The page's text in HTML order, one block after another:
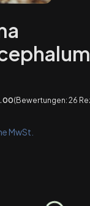
(Bewertungen: 26
MwSt.